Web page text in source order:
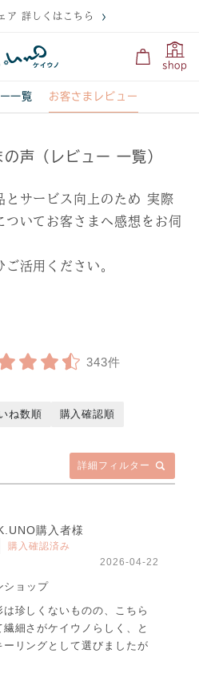
ア 詳しくはこちら
shop
一覧 お客さまレビュー
声（レビュー 一覧）
とサービス向上のため
実際
いてお客さまへ感想をお伺
活用ください。
343件
詳細フィルター
ね数順 購入確認順
購入者様
購入確認済み
2026-04-22
ショップ
珍しくないものの、こちら
細さがケイウノらしく、と
リングとして選びましたが